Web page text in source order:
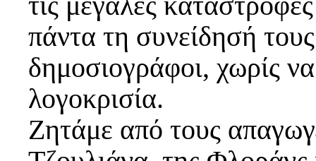
πάντα τη συνείδησή
δημοσιογράφοι, χωρίς
λογοκρισία.
Ζητάμε από τους